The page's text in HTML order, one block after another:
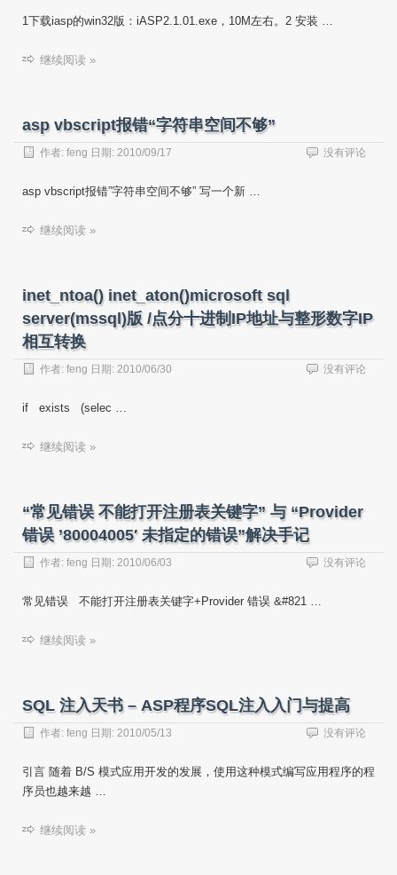
1下载iasp的win32版：iASP2.1.01.exe，10M左右。2 安装 …
继续阅读 »
asp vbscript报错“字符串空间不够”
作者: feng 日期: 2010/09/17 没有评论
asp vbscript报错”字符串空间不够” 写一个新 …
继续阅读 »
inet_ntoa() inet_aton()microsoft sql
server(mssql)版 /点分十进制IP地址与整形数字IP
相互转换
作者: feng 日期: 2010/06/30 没有评论
if exists (selec …
继续阅读 »
“常见错误 不能打开注册表关键字” 与 “Provider
错误 ’80004005′ 未指定的错误”解决手记
作者: feng 日期: 2010/06/03 没有评论
常见错误 不能打开注册表关键字+Provider 错误 &#821 …
继续阅读 »
SQL 注入天书 – ASP程序SQL注入入门与提高
作者: feng 日期: 2010/05/13 没有评论
引言 随着 B/S 模式应用开发的发展，使用这种模式编写应用程序的程
序员也越来越 …
继续阅读 »